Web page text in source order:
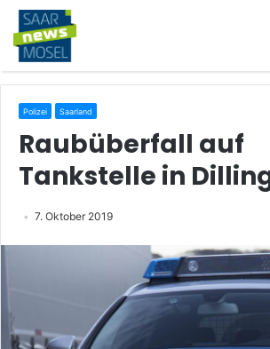
Polizei Saarland
Raubüberfall auf
Tankstelle in
7. Oktober 2019